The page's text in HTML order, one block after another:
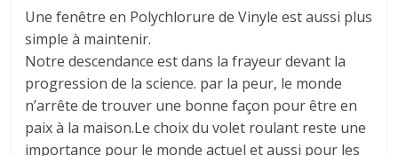
Une fenêtre en Polychlorure de Vinyle est aussi plus
simple à maintenir.
Notre descendance est dans la frayeur devant la
progression de la science. par la peur, le monde
n’arrête de trouver une bonne façon pour être en
paix à la maison.Le choix du volet roulant reste une
importance pour le monde actuel et aussi pour les